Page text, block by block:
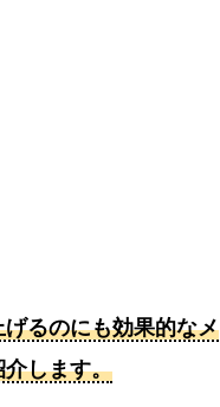
るのにも効果的なメ
します。